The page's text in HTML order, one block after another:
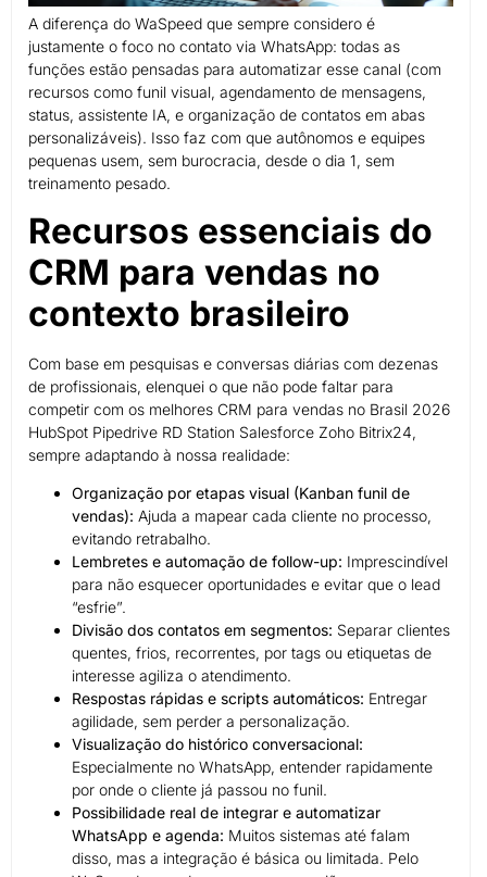
A diferença do WaSpeed que sempre considero é
justamente o foco no contato via WhatsApp: todas as
funções estão pensadas para automatizar esse canal (com
recursos como funil visual, agendamento de mensagens,
status, assistente IA, e organização de contatos em abas
personalizáveis). Isso faz com que autônomos e equipes
pequenas usem, sem burocracia, desde o dia 1, sem
treinamento pesado.
Recursos essenciais do
CRM para vendas no
contexto brasileiro
Com base em pesquisas e conversas diárias com dezenas
de profissionais, elenquei o que não pode faltar para
competir com os melhores CRM para vendas no Brasil 2026
HubSpot Pipedrive RD Station Salesforce Zoho Bitrix24,
sempre adaptando à nossa realidade:
Organização por etapas visual (Kanban funil de
vendas): Ajuda a mapear cada cliente no processo,
evitando retrabalho.
Lembretes e automação de follow-up: Imprescindível
para não esquecer oportunidades e evitar que o lead
“esfrie”.
Divisão dos contatos em segmentos: Separar clientes
quentes, frios, recorrentes, por tags ou etiquetas de
interesse agiliza o atendimento.
Respostas rápidas e scripts automáticos: Entregar
agilidade, sem perder a personalização.
Visualização do histórico conversacional:
Especialmente no WhatsApp, entender rapidamente
por onde o cliente já passou no funil.
Possibilidade real de integrar e automatizar
WhatsApp e agenda: Muitos sistemas até falam
disso, mas a integração é básica ou limitada. Pelo